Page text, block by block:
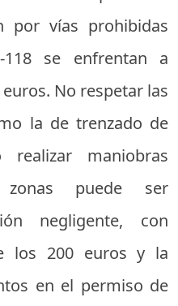
por vías prohibidas
118 se enfrentan a
No respetar las
la de trenzado de
realizar maniobras
puede ser
negligente, con
los 200 euros y la
en el permiso de